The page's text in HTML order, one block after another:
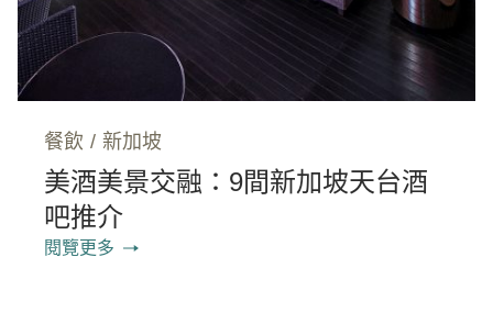
餐飲 / 新加坡
美酒美景交融：9間新加坡天台酒
吧推介
閱覽更多